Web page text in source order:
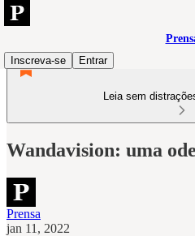
Inscreva-se
Entrar
Leia sem
Wandavision: uma
Prensa
jan 11, 2022